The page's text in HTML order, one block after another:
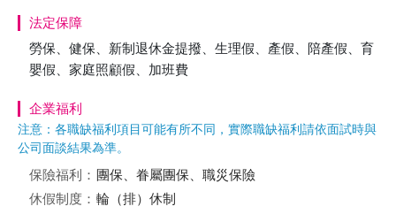
法定保障
勞保、健保、新制退休金提撥、生理假、產假、陪產假、育
嬰假、家庭照顧假、加班費
企業福利
注意：各職缺福利項目可能有所不同，實際職缺福利請依面試時與
公司面談結果為準。
保險福利： 團保、眷屬團保、職災保險
休假制度： 輪（排）休制